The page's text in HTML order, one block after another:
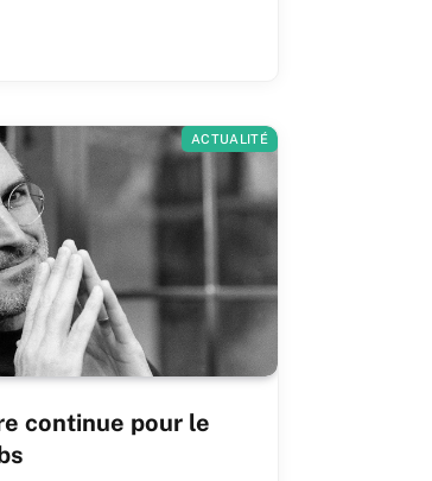
ACTUALITÉ
continue pour le